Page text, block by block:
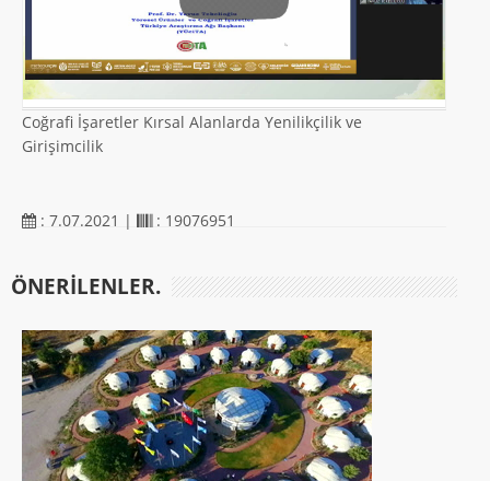
Coğrafi İşaretler Kırsal Alanlarda Yenilikçilik ve
Girişimcilik
: 7.07.2021 | : 19076951
ÖNERILENLER.